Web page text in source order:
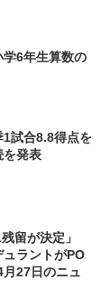
6年生算数の
試合8.8得点を
を発表
留が決定」
ュラントがPO
27日のニュ